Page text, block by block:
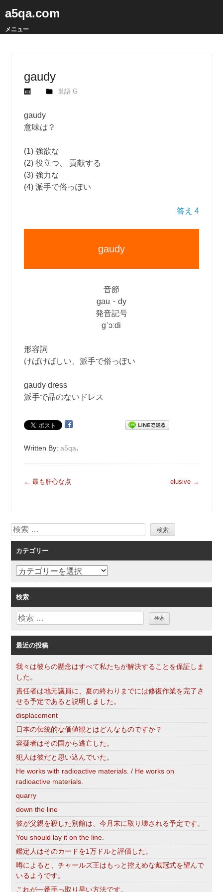
a5qa.com
メニュー
gaudy
単語 G
gaudy
意味は？
(1) 強欲な
(2) 役立つ、 貢献する
(3) 強力な
(4) 派手で俗っぽい
答え 4
gaudy
音節
gau・dy
発音記号
gˈɔːdi
形容詞
けばけばしい、派手で俗っぽい
gaudy dress
派手で品のないドレス
Written By:a5qa.
投
ゲ
ー
シ
ョ
ン
← 最も肝心な点 elusive →
検
索
カテゴリー
カ
ゴ
リ
ー
検索
検
最近の投稿
我々は彼らの懸念はすべて私たちが解決することを保証しま
した。
責任者は地元議員に、夏の終わりまでには修復作業を完了さ
せる予定であると説明しました。
displacement
日本の伝統的な価値観とはどんなものですか？
容疑者はその国から逃亡した。
犯人は彼だと思い込んでいた。
He works with radioactive materials. / He works on
radioactive materials.
quarry
down the line
彼が父親を殺した別館は、今月末に取り壊される予定です。
You should lay it on the line.
鑑定人はそのカードを1万ドルと評価した。
噂によると、チャールズ王はもっと控えめな戴冠式を望んで
いるようです。
これが一番手っ取り早い方法です。